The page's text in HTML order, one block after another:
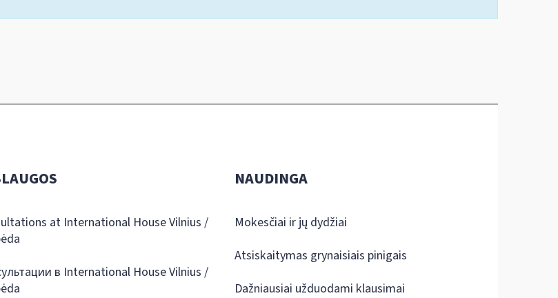
at International House Vilnius /
в International House Vilnius /
NAUDINGA
Mokesčiai ir jų dydžiai
Atsiskaitymas grynaisiais pinigais
Dažniausiai užduodami klausimai